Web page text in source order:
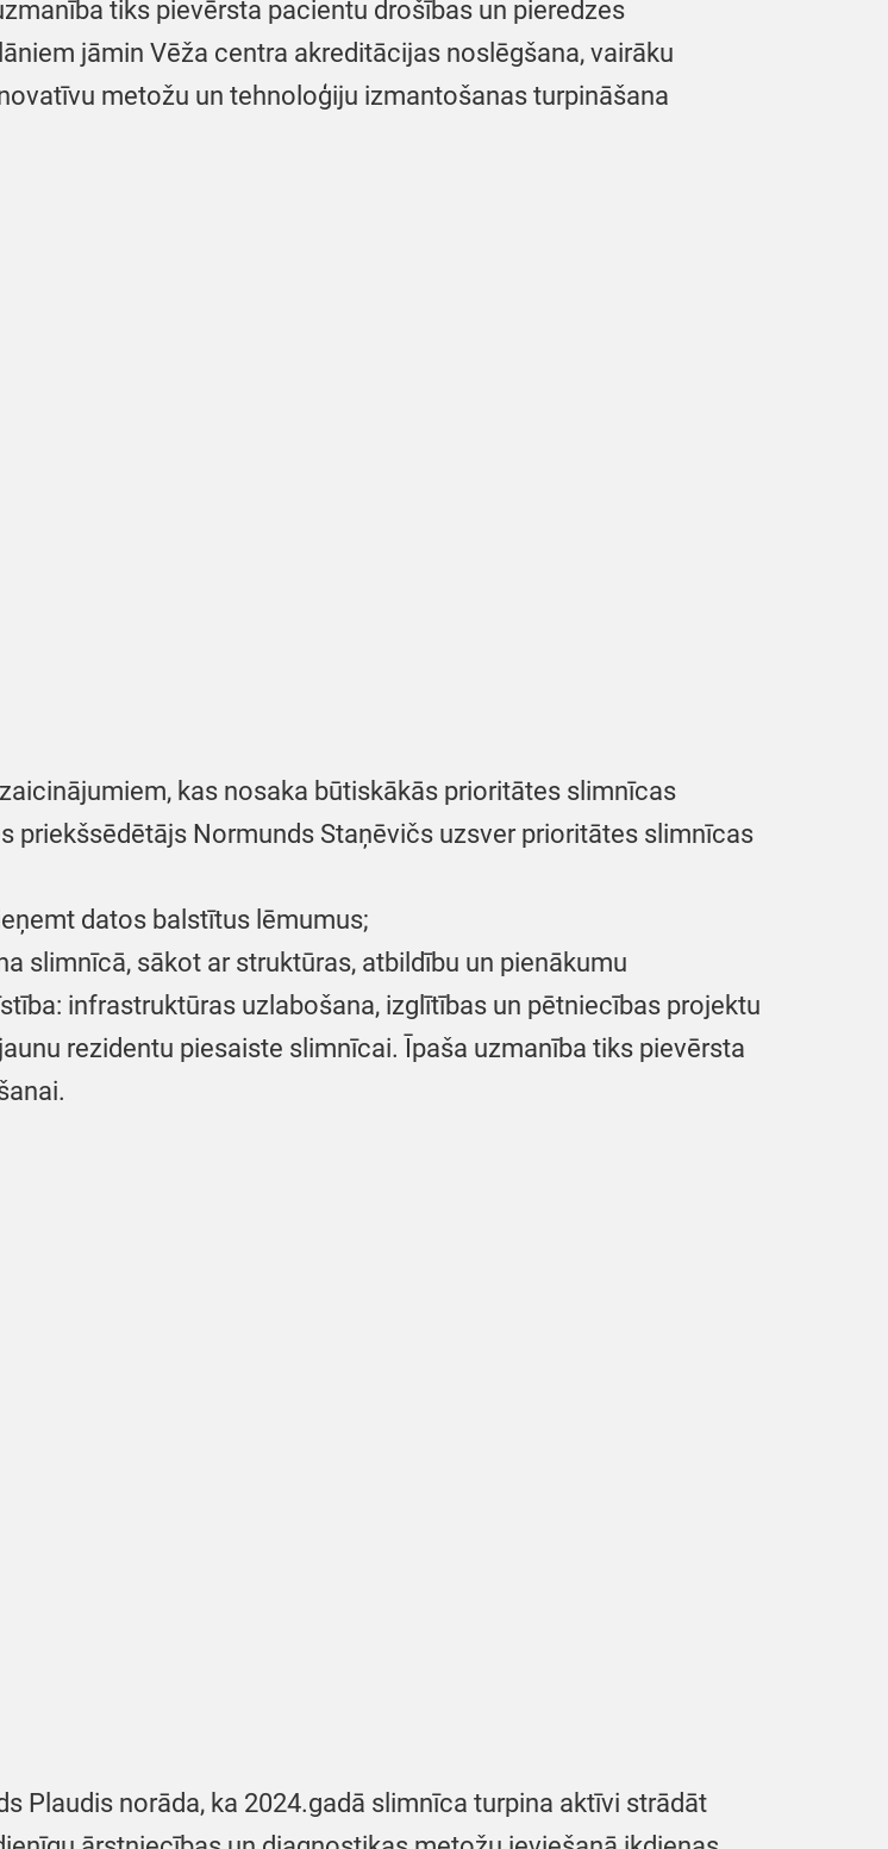
tiks pievērsta pacientu drošības un pieredzes
jāmin Vēža centra akreditācijas noslēgšana, vairāku
metožu un tehnoloģiju izmantošanas turpināšana
kas nosaka būtiskākās prioritātes slimnīcas
priekšsēdētājs Normunds Staņēvičs uzsver prioritātes slimnīcas
datos balstītus lēmumus;
slimnīcā, sākot ar struktūras, atbildību un pienākumu
infrastruktūras uzlabošana, izglītības un pētniecības projektu
rezidentu piesaiste slimnīcai. Īpaša uzmanība tiks pievērsta
Plaudis norāda, ka 2024.gadā slimnīca turpina aktīvi strādāt